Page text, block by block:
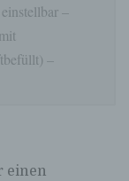
–
–
einen